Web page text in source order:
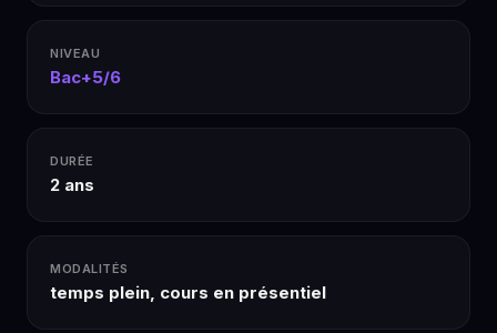
NIVEAU
Bac+5/6
DURÉE
2 ans
MODALITÉS
temps plein, cours en présentiel